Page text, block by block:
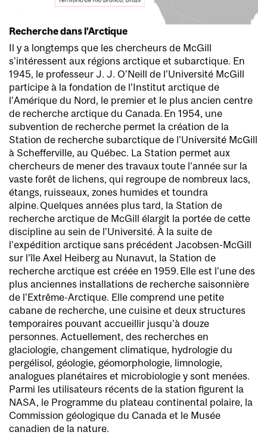
Recherche dans l’Arctique
Il y a longtemps que les chercheurs de McGill
s’intéressent aux régions arctique et subarctique. En
1945, le professeur J. J. O’Neill de l’Université McGill
participe à la fondation de l’Institut arctique de
l’Amérique du Nord, le premier et le plus ancien centre
de recherche arctique du Canada. En 1954, une
subvention de recherche permet la création de la
Station de recherche subarctique de l’Université McGill
à Schefferville, au Québec. La Station permet aux
chercheurs de mener des travaux toute l’année sur la
vaste forêt de lichens, qui regroupe de nombreux lacs,
étangs, ruisseaux, zones humides et toundra
alpine. Quelques années plus tard, la Station de
recherche arctique de McGill élargit la portée de cette
discipline au sein de l’Université. À la suite de
l’expédition arctique sans précédent Jacobsen-McGill
sur l’île Axel Heiberg au Nunavut, la Station de
recherche arctique est créée en 1959. Elle est l’une des
plus anciennes installations de recherche saisonnière
de l’Extrême-Arctique. Elle comprend une petite
cabane de recherche, une cuisine et deux structures
temporaires pouvant accueillir jusqu’à douze
personnes. Actuellement, des recherches en
glaciologie, changement climatique, hydrologie du
pergélisol, géologie, géomorphologie, limnologie,
analogues planétaires et microbiologie y sont menées.
Parmi les utilisateurs récents de la station figurent la
NASA, le Programme du plateau continental polaire, la
Commission géologique du Canada et le Musée
canadien de la nature.